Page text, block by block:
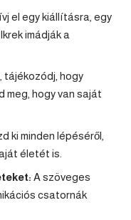
el egy kiállításra, egy
imádják a
tájékozódj, hogy
meg, hogy van saját
ki minden lépéséről,
életét is.
A szöveges
csatornák